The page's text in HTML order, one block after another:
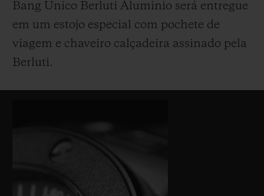
Bang Unico Berluti Aluminio será entregue
em um estojo especial com pochete de
viagem e chaveiro calçadeira assinado pela
Berluti.